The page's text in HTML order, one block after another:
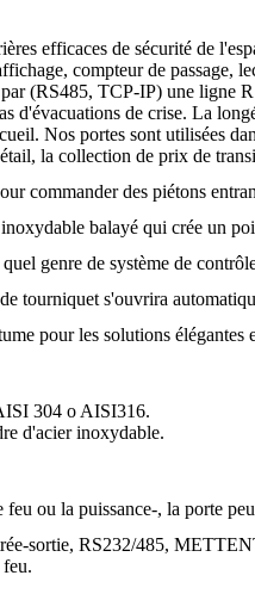
efficaces de sécurité de
compteur de passage,
(RS485, TCP-IP) une ligne
d'évacuations de crise. La
Nos portes sont utilisées
la collection de prix de
commander des piétons
balayé qui crée un
genre de système de
tourniquet s'ouvrira
pour les solutions élégantes
304 o AISI316.
d'acier inoxydable.
feu ou la puissance-, la porte
sortie, RS232/485,